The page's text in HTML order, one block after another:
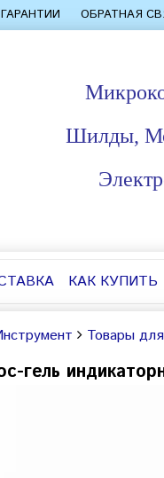
ГАРАНТИИ ОБРАТНАЯ
Шилды,
КАК КУПИТЬ
Товары
гель